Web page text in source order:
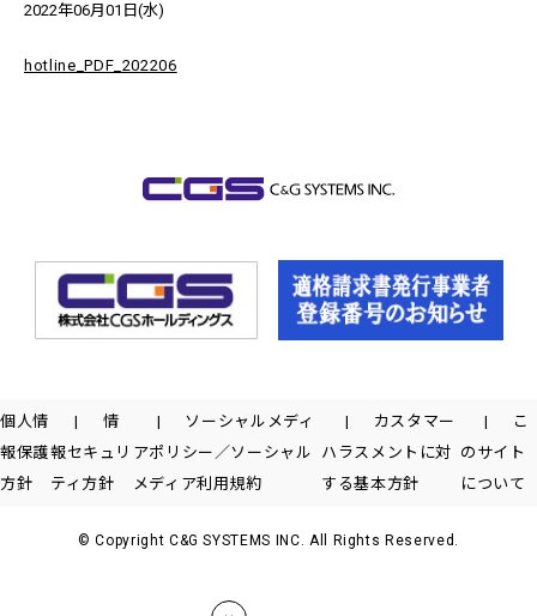
2022年06月01日(水)
hotline_PDF_202206
個人情
報保護
方針
情
報セキュリ
ティ方針
ソーシャルメディ
アポリシー／ソーシャル
メディア利用規約
カスタマー
ハラスメントに対
する基本方針
こ
のサイト
について
© Copyright C&G SYSTEMS INC. All Rights Reserved.